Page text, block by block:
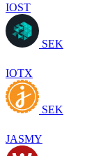
IOST
SEK
IOTX
SEK
JASMY